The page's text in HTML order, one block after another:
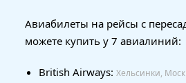
Авиабилеты на рейсы с
можете купить у 7 авиалиний:
British Airways: Хельсинки,